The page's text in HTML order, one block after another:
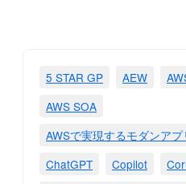
5 STAR GP AEW
AWS SOA
AWSで実現するモダンア
ChatGPT
Copilot